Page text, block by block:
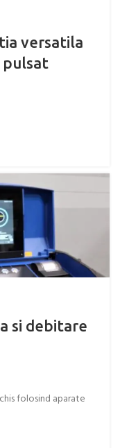
versatila
pulsat
si debitare
folosind aparate